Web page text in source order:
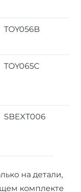
TOY056B
TOY065C
SBEXT006
на детали,
комплекте